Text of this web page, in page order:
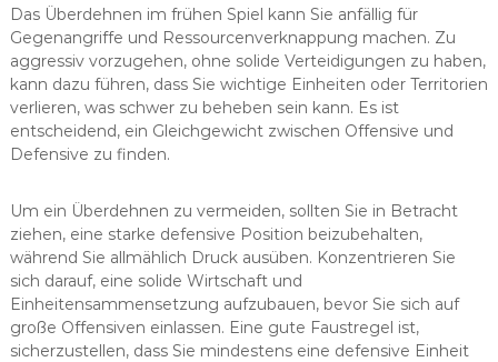
Das Überdehnen im frühen Spiel kann Sie anfällig für
Gegenangriffe und Ressourcenverknappung machen. Zu
aggressiv vorzugehen, ohne solide Verteidigungen zu haben,
kann dazu führen, dass Sie wichtige Einheiten oder Territorien
verlieren, was schwer zu beheben sein kann. Es ist
entscheidend, ein Gleichgewicht zwischen Offensive und
Defensive zu finden.
Um ein Überdehnen zu vermeiden, sollten Sie in Betracht
ziehen, eine starke defensive Position beizubehalten,
während Sie allmählich Druck ausüben. Konzentrieren Sie
sich darauf, eine solide Wirtschaft und
Einheitensammensetzung aufzubauen, bevor Sie sich auf
große Offensiven einlassen. Eine gute Faustregel ist,
sicherzustellen, dass Sie mindestens eine defensive Einheit